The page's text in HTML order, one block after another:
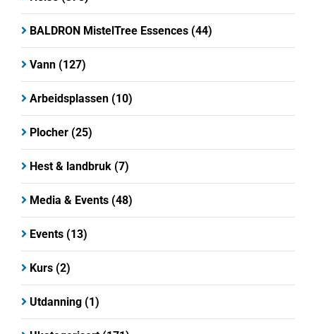
BALDRON MistelTree Essences (44)
Vann (127)
Arbeidsplassen (10)
Plocher (25)
Hest & landbruk (7)
Media & Events (48)
Events (13)
Kurs (2)
Utdanning (1)